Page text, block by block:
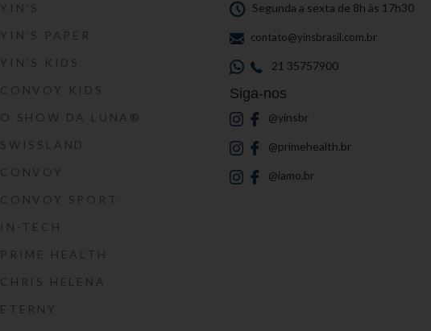
YIN’S
YIN’S PAPER
YIN’S KIDS
CONVOY KIDS
O SHOW DA LUNA®
SWISSLAND
CONVOY
CONVOY SPORT
IN-TECH
PRIME HEALTH
CHRIS HELENA
ETERNY
Segunda a sexta de 8h às 17h30
contato@yinsbrasil.com.br
21 35757900
Siga-nos
@yinsbr
@primehealth.br
@iamo.br